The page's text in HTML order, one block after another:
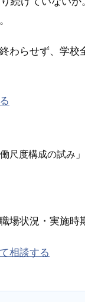
わらせず、学
尺度構成の試み
場状況・実施時
相談する